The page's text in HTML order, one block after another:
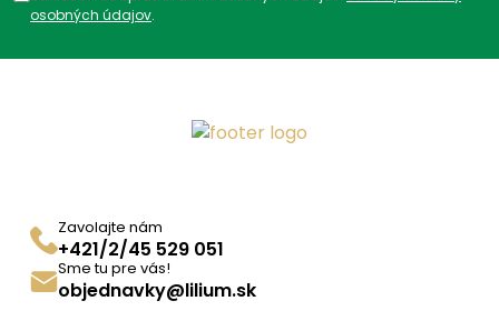
osobných údajov.
Zavolajte nám
+421/2/45 529 051
Sme tu pre vás!
objednavky@lilium.sk